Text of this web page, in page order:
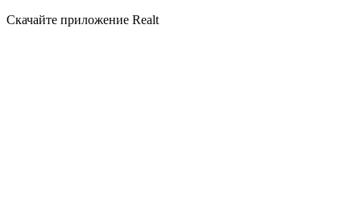
Скачайте приложение Realt